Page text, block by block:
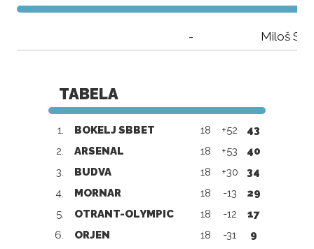
- Miloš
TABELA
1. BOKELJ SBBET 18 +52
43
2.
ARSENAL 18 +53
40
3.
BUDVA 18 +30
34
4.
MORNAR 18 -13
29
5.
OTRANT-OLYMPIC 18 -12
17
6.
ORJEN 18 -31
9